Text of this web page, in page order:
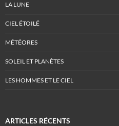
LA LUNE
CIEL ÉTOILÉ
MÉTÉORES
SOLEIL ET PLANÈTES
LES HOMMES ET LE CIEL
ARTICLES RÉCENTS